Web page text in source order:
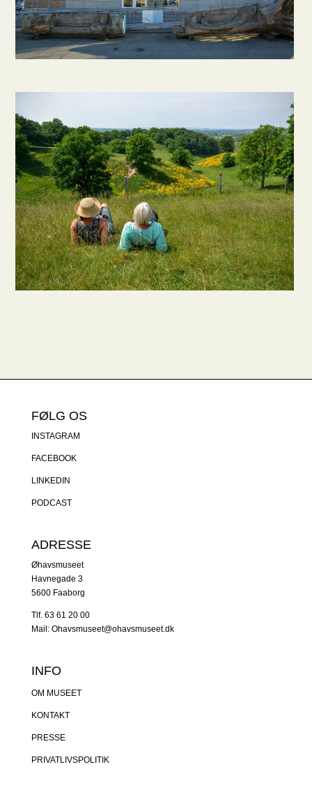
FØLG OS
INSTAGRAM
FACEBOOK
LINKEDIN
PODCAST
ADRESSE
Øhavsmuseet
Havnegade 3
5600 Faaborg
Tlf. 63 61 20 00
Mail: Ohavsmuseet@ohavsmuseet.dk
INFO
OM MUSEET
KONTAKT
PRESSE
PRIVATLIVSPOLITIK